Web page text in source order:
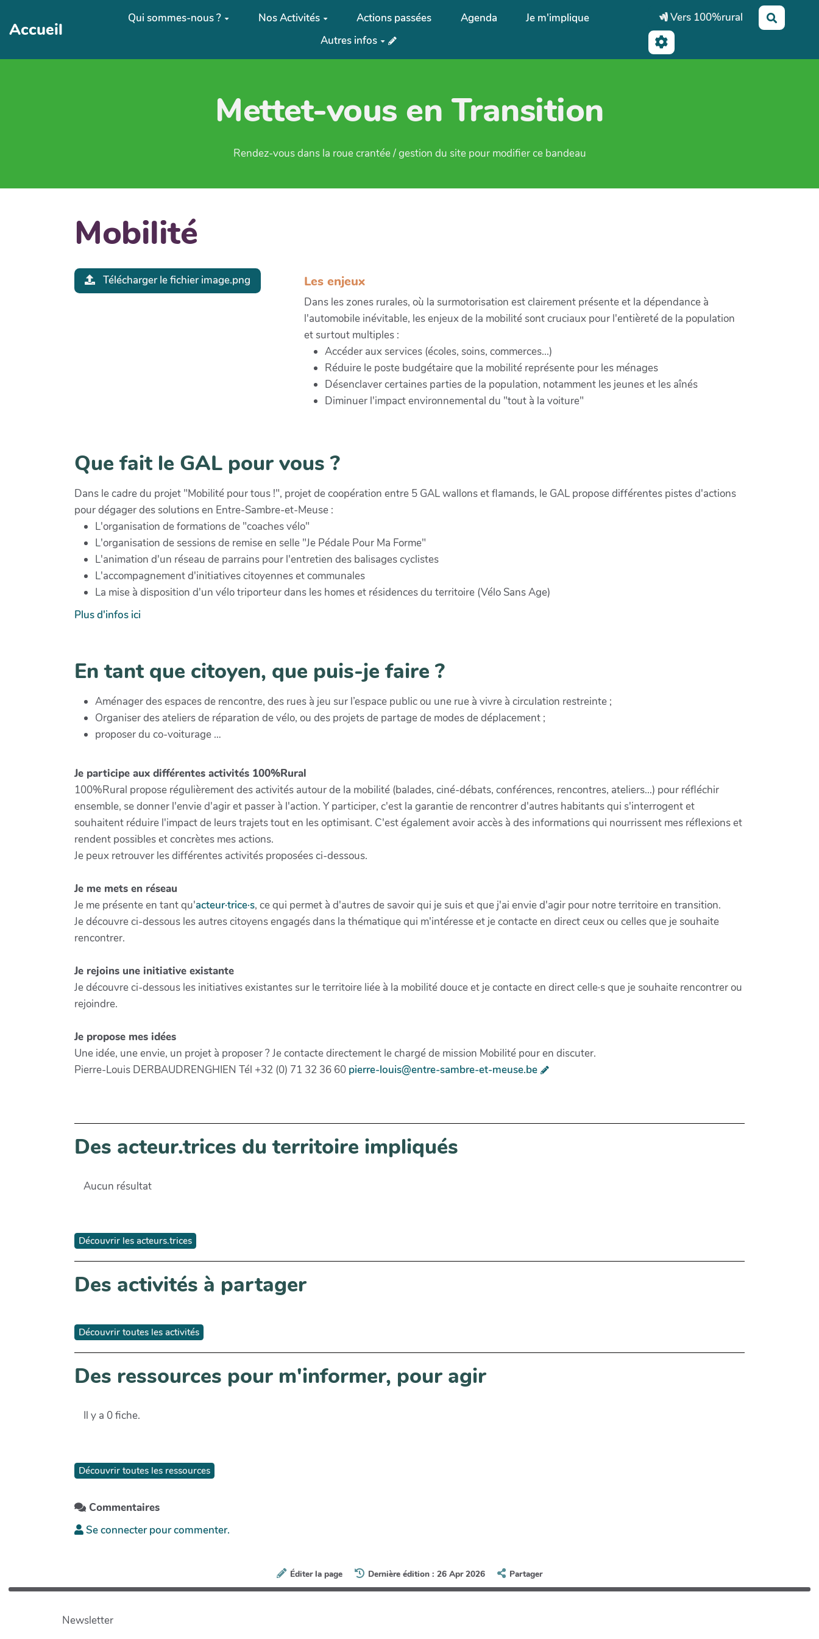
Aller au contenu principal
Accueil
Qui sommes-nous ? Nos Activités Actions passées Agenda
Je m'implique
Autres infos
Vers 100%rural
Mettet-vous en Transition
Rendez-vous dans la roue crantée / gestion du site pour modifier ce bandeau
Mobilité
Télécharger le fichier image.png Les enjeux
Dans les zones rurales, où la surmotorisation est clairement présente et la dépendance à
l'automobile inévitable, les enjeux de la mobilité sont cruciaux pour l'entièreté de la population
et surtout multiples :
Accéder aux services (écoles, soins, commerces...)
Réduire le poste budgétaire que la mobilité représente pour les ménages
Désenclaver certaines parties de la population, notamment les jeunes et les aînés
Diminuer l'impact environnemental du "tout à la voiture"
Que fait le GAL pour vous ?
Dans le cadre du projet "Mobilité pour tous !", projet de coopération entre 5 GAL wallons et flamands, le GAL propose différentes pistes d'actions
pour dégager des solutions en Entre-Sambre-et-Meuse :
L'organisation de formations de "coaches vélo"
L'organisation de sessions de remise en selle "Je Pédale Pour Ma Forme"
L'animation d'un réseau de parrains pour l'entretien des balisages cyclistes
L'accompagnement d'initiatives citoyennes et communales
La mise à disposition d'un vélo triporteur dans les homes et résidences du territoire (Vélo Sans Age)
Plus d'infos ici
En tant que citoyen, que puis-je faire ?
Aménager des espaces de rencontre, des rues à jeu sur l’espace public ou une rue à vivre à circulation restreinte ;
Organiser des ateliers de réparation de vélo, ou des projets de partage de modes de déplacement ;
proposer du co-voiturage …
Je participe aux différentes activités 100%Rural
100%Rural propose régulièrement des activités autour de la mobilité (balades, ciné-débats, conférences, rencontres, ateliers...) pour réfléchir
ensemble, se donner l'envie d'agir et passer à l'action. Y participer, c'est la garantie de rencontrer d'autres habitants qui s'interrogent et
souhaitent réduire l'impact de leurs trajets tout en les optimisant. C'est également avoir accès à des informations qui nourrissent mes réflexions et
rendent possibles et concrètes mes actions.
Je peux retrouver les différentes activités proposées ci-dessous.
Je me mets en réseau
Je me présente en tant qu'acteur·trice·s, ce qui permet à d'autres de savoir qui je suis et que j'ai envie d'agir pour notre territoire en transition.
Je découvre ci-dessous les autres citoyens engagés dans la thématique qui m'intéresse et je contacte en direct ceux ou celles que je souhaite
rencontrer.
Je rejoins une initiative existante
Je découvre ci-dessous les initiatives existantes sur le territoire liée à la mobilité douce et je contacte en direct celle·s que je souhaite rencontrer ou
rejoindre.
Je propose mes idées
Une idée, une envie, un projet à proposer ? Je contacte directement le chargé de mission Mobilité pour en discuter.
Pierre-Louis DERBAUDRENGHIEN Tél +32 (0) 71 32 36 60 pierre-louis@entre-sambre-et-meuse.be
Des acteur.trices du territoire impliqués
Aucun résultat
Découvrir les acteurs.trices
Des activités à partager
Découvrir toutes les activités
Des ressources pour m'informer, pour agir
Il y a 0 fiche.
Découvrir toutes les ressources
Commentaires
Se connecter pour commenter.
Éditer la page Dernière édition : 26 Apr 2026 Partager
Newsletter